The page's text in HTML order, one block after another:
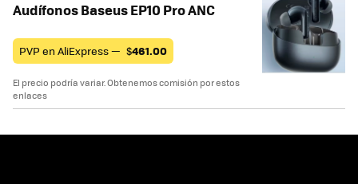
Audífonos Baseus EP10 Pro ANC
PVP en AliExpress — $461.00
El precio podría variar. Obtenemos comisión por estos
enlaces